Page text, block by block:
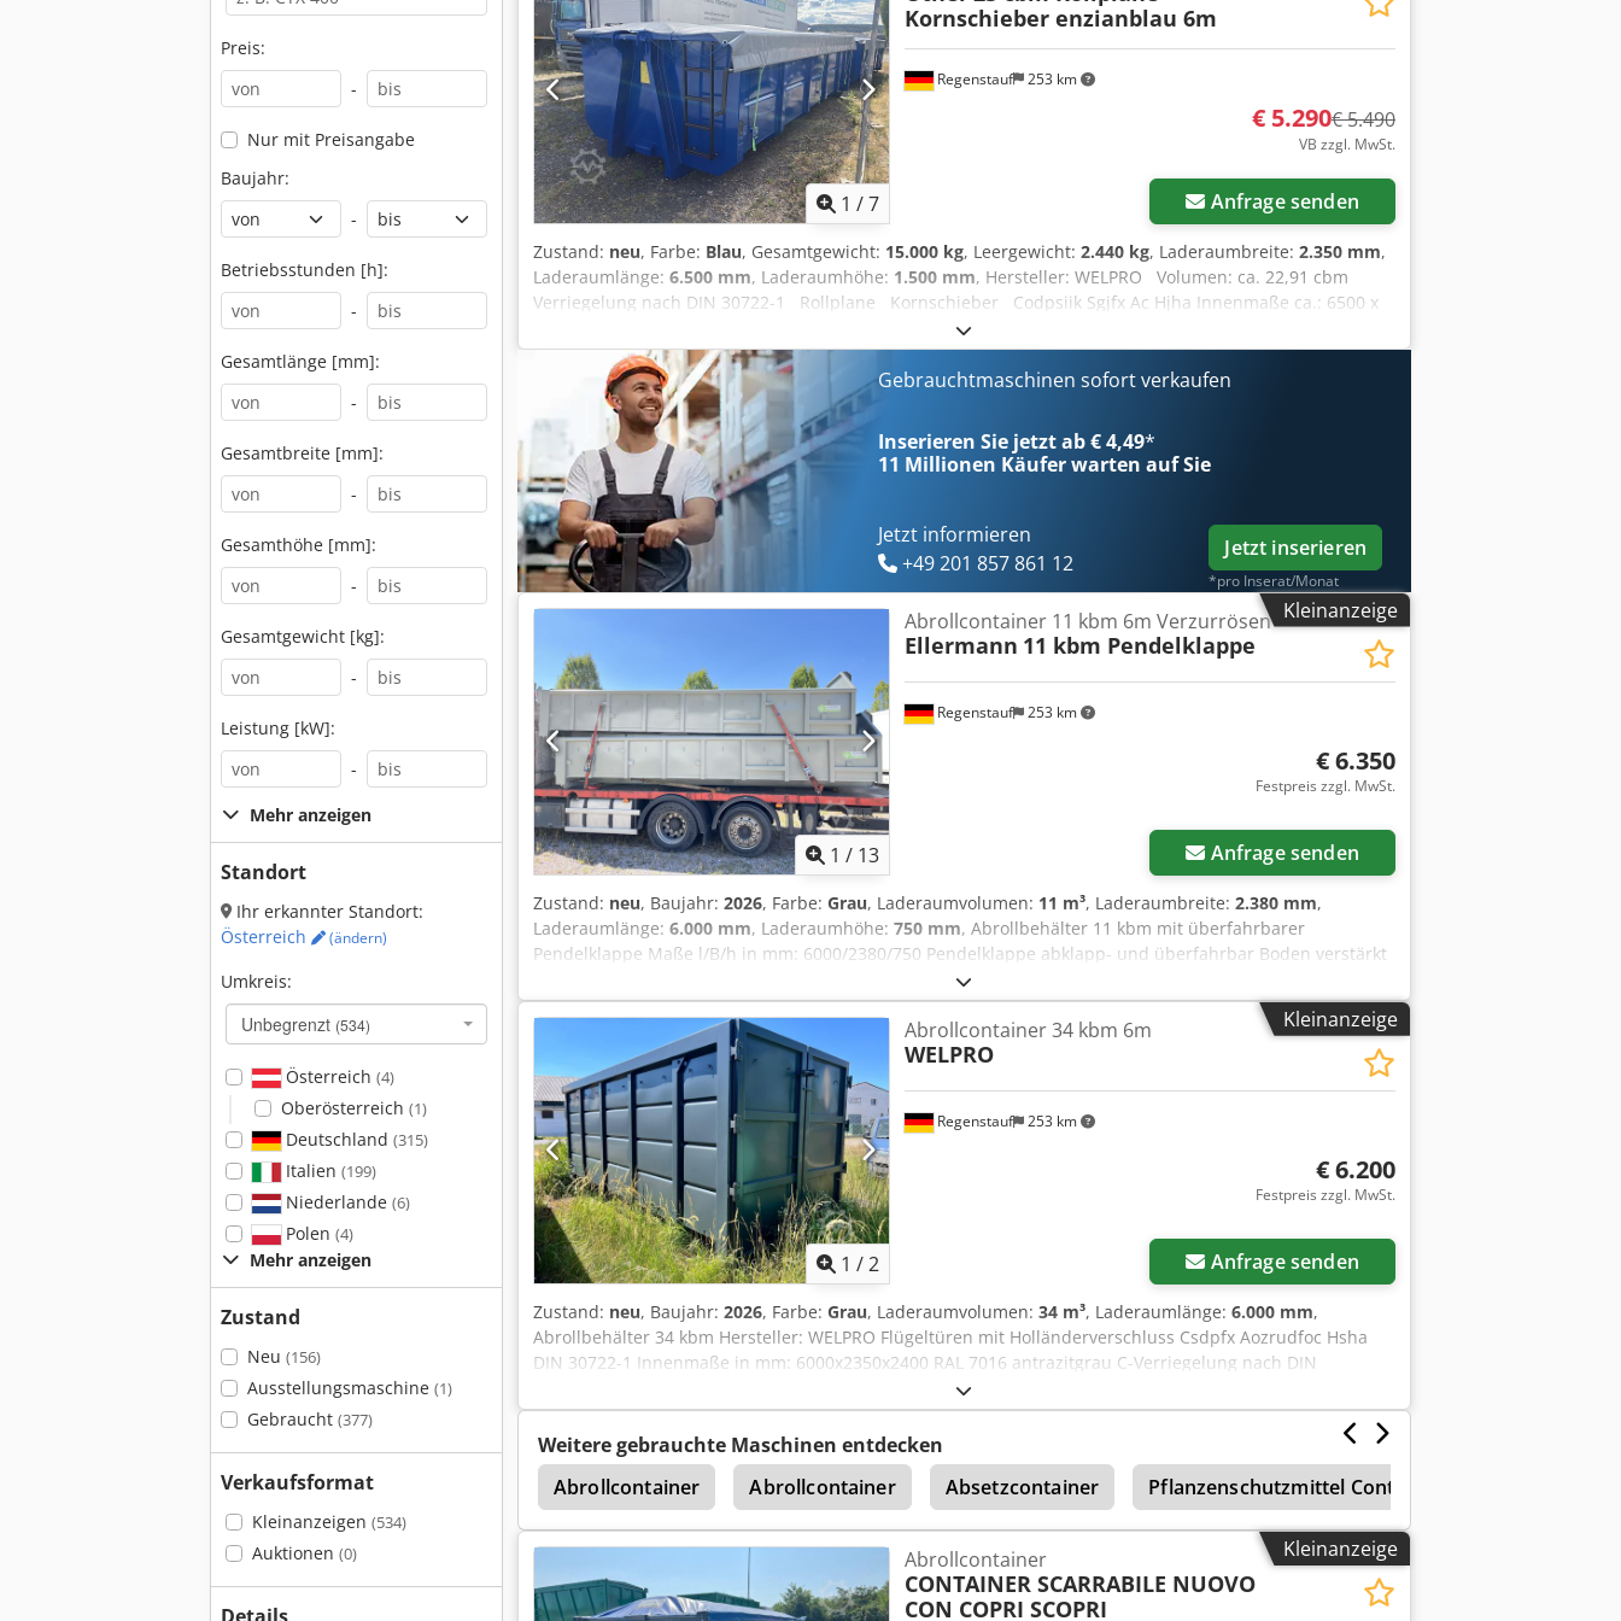
Preis:
-
Nur mit Preisangabe
Baujahr:
-
Betriebsstunden [h]:
-
Gesamtlänge [mm]:
-
Gesamtbreite [mm]:
-
Gesamthöhe [mm]:
-
Gesamtgewicht [kg]:
-
Leistung [kW]:
-
Mehr anzeigen
Standort
Ihr erkannter Standort:
Österreich
(ändern)
Umkreis:
Unbegrenzt (534)
Österreich (4)
Oberösterreich (1)
Deutschland (315)
Italien (199)
Niederlande (6)
Polen (4)
Mehr anzeigen
Zustand
Neu (156)
Ausstellungsmaschine (1)
Gebraucht (377)
Verkaufsformat
Kleinanzeigen (534)
Auktionen (0)
Irrtümer vorbehalten! - .
1 /7
Regenstauf 253 km
Kornschieber enzianblau 6m
€ 5.290€ 5.490
VB zzgl. MwSt.
Anfrage senden
Zustand: neu, Farbe: Blau, Gesamtgewicht: 15.000 kg, Leergewicht: 2.440 kg, Laderaumbreite: 2.350 mm,
Laderaumlänge: 6.500 mm, Laderaumhöhe: 1.500 mm, Hersteller: WELPRO Volumen: ca. 22,91 cbm
Verriegelung nach DIN 30722-1 Rollplane Kornschieber Codpsiik Sgjfx Ac Hjha Innenmaße ca.: 6500 x
2350 x 1500 mm (LxBxH) Farbe: enzianblau RAL 5010 Flügeltüren mit Holländerverschluß
Aufnahmebügel Standard 1570 mm 2 Stck lagernd in 93128 Regenstauf Lieferung kein Problem
Gebrauchtmaschinen sofort verkaufen
Inserieren Sie jetzt ab € 4,49*
11 Millionen Käufer warten auf Sie
Jetzt informieren
+49 201 857 861 12
Jetzt inserieren
*pro Inserat/Monat
Kleinanzeige
1 / 13
Regenstauf 253 km
Abrollcontainer 11 kbm 6m Verzurrösen
Ellermann 11 kbm Pendelklappe
€ 6.350
Festpreis zzgl. MwSt.
Anfrage senden
Zustand: neu, Baujahr: 2026, Farbe: Grau, Laderaumvolumen: 11 m³, Laderaumbreite: 2.380 mm,
Laderaumlänge: 6.000 mm, Laderaumhöhe: 750 mm, Abrollbehälter 11 kbm mit überfahrbarer
Pendelklappe Maße l/B/h in mm: 6000/2380/750 Pendelklappe abklapp- und überfahrbar Boden verstärkt
U Profil als Stütztprofil 2 Stck Verzurrösen 3,15t an der Stirnwand 10 Stck Verzurrösen an der Seitenwand
Chedszru Taopfx Ac Hsa Stirnwand trapezförmig bis Hakenhöhe Verriegelungsmaß DIN 3540 mm
Abschlußprofil an den Seiten als dickwandiges Rohr Farbe RAL 7023 betongrau
Kleinanzeige
Mehr Bilder anfragen
1 /2
Regenstauf 253 km
Abrollcontainer 34 kbm 6m
WELPRO
€ 6.200
Festpreis zzgl. MwSt.
Anfrage senden
Zustand: neu, Baujahr: 2026, Farbe: Grau, Laderaumvolumen: 34 m³, Laderaumlänge: 6.000 mm,
Abrollbehälter 34 kbm Hersteller: WELPRO Flügeltüren mit Holländerverschluss Csdpfx Aozrudfoc Hsha
DIN 30722-1 Innenmaße in mm: 6000x2350x2400 RAL 7016 antrazitgrau C-Verriegelung nach DIN
Weitere gebrauchte Maschinen entdecken
Abrollcontainer
Abrollcontainer Absetzcontainer Pflanzenschutzmittel Container
Pflanzenschutz Container
Kleinanzeige
Abrollcontainer
CONTAINER SCARRABILE NUOVO
CON COPRI SCOPRI